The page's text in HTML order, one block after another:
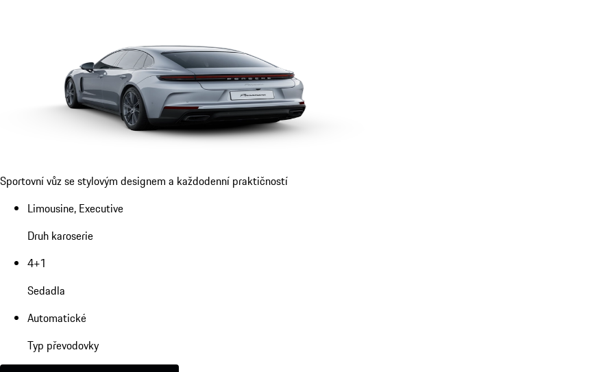
Sportovní vůz se stylovým designem a každodenní praktičností
Limousine, Executive
Druh karoserie
4+1
Sedadla
Automatické
Typ převodovky